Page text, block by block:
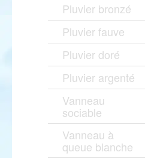
Pluvier bronzé
Pluvier fauve
Pluvier doré
Pluvier argenté
Vanneau
sociable
Vanneau à
queue blanche